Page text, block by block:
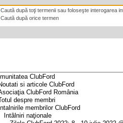
Caută după toţi termenii sau foloseşte interogarea
Caută după orice termen